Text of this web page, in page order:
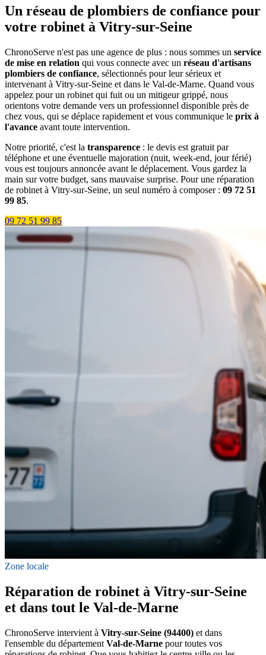
Un réseau de plombiers de confiance pour
votre robinet à Vitry-sur-Seine
ChronoServe n'est pas une agence de plus : nous sommes un service
de mise en relation qui vous connecte avec un réseau d'artisans
plombiers de confiance, sélectionnés pour leur sérieux et
intervenant à Vitry-sur-Seine et dans le Val-de-Marne. Quand vous
appelez pour un robinet qui fuit ou un mitigeur grippé, nous
orientons votre demande vers un professionnel disponible près de
chez vous, qui se déplace rapidement et vous communique le prix à
l'avance avant toute intervention.
Notre priorité, c'est la transparence : le devis est gratuit par
téléphone et une éventuelle majoration (nuit, week-end, jour férié)
vous est toujours annoncée avant le déplacement. Vous gardez la
main sur votre budget, sans mauvaise surprise. Pour une réparation
de robinet à Vitry-sur-Seine, un seul numéro à composer : 09 72 51
99 85.
09 72 51 99 85
Zone locale
Réparation de robinet à Vitry-sur-Seine
et dans tout le Val-de-Marne
ChronoServe intervient à Vitry-sur-Seine (94400) et dans
l'ensemble du département Val-de-Marne pour toutes vos